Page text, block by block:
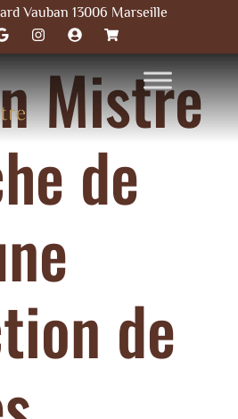
Vauban 13006 Marseille
Mistre
de
de